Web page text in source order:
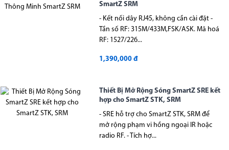
SmartZ SRM
- Kết nối dây RJ45, không cần cài đặt -
Tần số RF: 315M/433M,FSK/ASK. Mã hoá
RF: 1527/226...
1,390,000 đ
Thiết Bị Mở Rộng Sóng SmartZ SRE kết
hợp cho SmartZ STK, SRM
- SRE hỗ trợ cho SmartZ STK, SRM để
mở rộng phạm vi hồng ngoại IR hoặc
radio RF. - Tích hợ...